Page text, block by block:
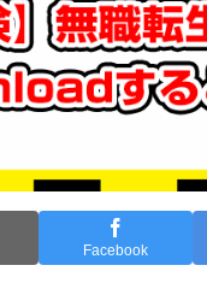
Facebook